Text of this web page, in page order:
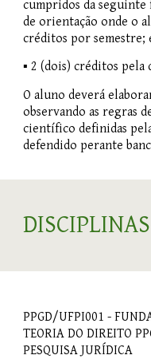
cumpridos da
de orientação onde o
créditos por semestre;
▪ 2 (dois) créditos pela
O aluno deverá
observando as regras
científico definidas
defendido perante
DISCIPLINAS
PPGD/UFPI001 -
TEORIA DO DIREITO
PESQUISA JURÍDICA